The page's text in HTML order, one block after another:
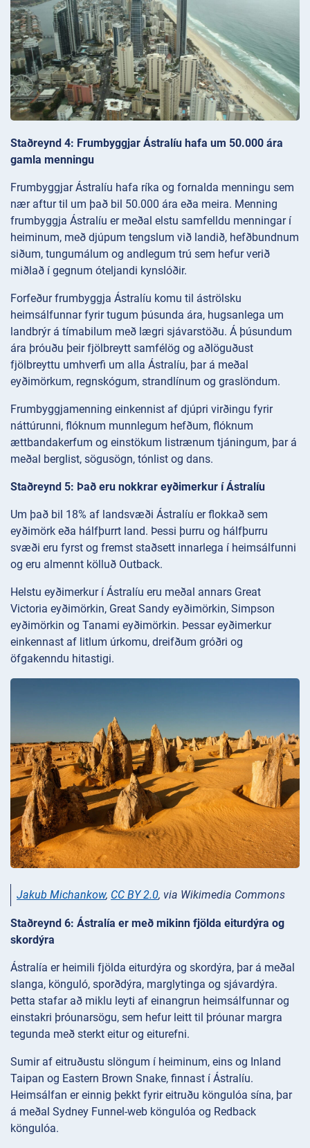
Staðreynd 4: Frumbyggjar Ástralíu hafa um 50.000 ára
gamla menningu
Frumbyggjar Ástralíu hafa ríka og fornalda menningu sem
nær aftur til um það bil 50.000 ára eða meira. Menning
frumbyggja Ástralíu er meðal elstu samfelldu menningar í
heiminum, með djúpum tengslum við landið, hefðbundnum
siðum, tungumálum og andlegum trú sem hefur verið
miðlað í gegnum óteljandi kynslóðir.
Forfeður frumbyggja Ástralíu komu til áströlsku
heimsálfunnar fyrir tugum þúsunda ára, hugsanlega um
landbrýr á tímabilum með lægri sjávarstöðu. Á þúsundum
ára þróuðu þeir fjölbreytt samfélög og aðlöguðust
fjölbreyttu umhverfi um alla Ástralíu, þar á meðal
eyðimörkum, regnskógum, strandlínum og graslöndum.
Frumbyggjamenning einkennist af djúpri virðingu fyrir
náttúrunni, flóknum munnlegum hefðum, flóknum
ættbandakerfum og einstökum listrænum tjáningum, þar á
meðal berglist, sögusögn, tónlist og dans.
Staðreynd 5: Það eru nokkrar eyðimerkur í Ástralíu
Um það bil 18% af landsvæði Ástralíu er flokkað sem
eyðimörk eða hálfþurrt land. Þessi þurru og hálfþurru
svæði eru fyrst og fremst staðsett innarlega í heimsálfunni
og eru almennt kölluð Outback.
Helstu eyðimerkur í Ástralíu eru meðal annars Great
Victoria eyðimörkin, Great Sandy eyðimörkin, Simpson
eyðimörkin og Tanami eyðimörkin. Þessar eyðimerkur
einkennast af litlum úrkomu, dreifðum gróðri og
öfgakenndu hitastigi.
Jakub Michankow, CC BY 2.0, via Wikimedia Commons
Staðreynd 6: Ástralía er með mikinn fjölda eiturdýra og
skordýra
Ástralía er heimili fjölda eiturdýra og skordýra, þar á meðal
slanga, könguló, sporðdýra, marglytinga og sjávardýra.
Þetta stafar að miklu leyti af einangrun heimsálfunnar og
einstakri þróunarsögu, sem hefur leitt til þróunar margra
tegunda með sterkt eitur og eiturefni.
Sumir af eitruðustu slöngum í heiminum, eins og Inland
Taipan og Eastern Brown Snake, finnast í Ástralíu.
Heimsálfan er einnig þekkt fyrir eitruðu köngulóa sína, þar
á meðal Sydney Funnel-web köngulóa og Redback
köngulóa.